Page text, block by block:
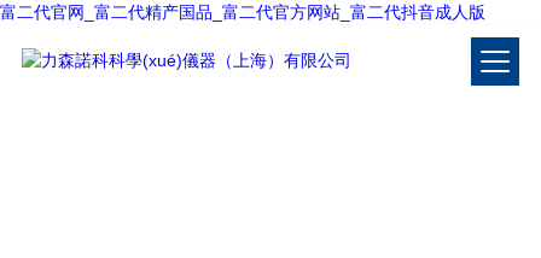
富二代官网_富二代精产国品_富二代官方网站_富二代抖音成人版